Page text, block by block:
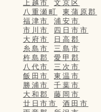
上越市
文京区
八重瀬町
東蒲原郡
福津市
浦安市
市川市
四日市市
大府市
日高郡
糸島市
三島市
杵島郡
愛甲郡
八代市
三次市
飯田市
東温市
勝浦市
千葉市
大和郡
藤岡市
廿日市市
酒田市